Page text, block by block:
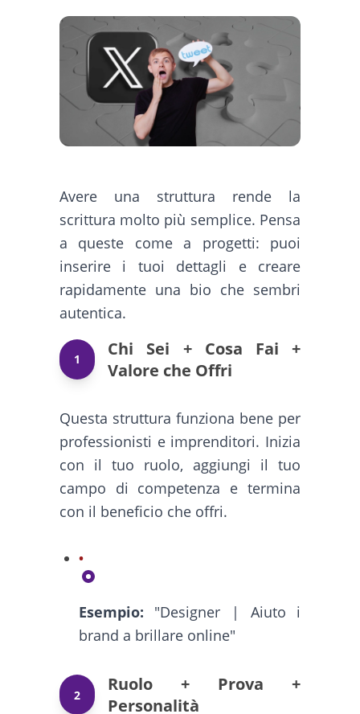
Avere una struttura rende la
scrittura molto più semplice. Pensa
a queste come a progetti: puoi
inserire i tuoi dettagli e creare
rapidamente una bio che sembri
autentica.
1
Chi Sei + Cosa Fai +
Valore che Offri
Questa struttura funziona bene per
professionisti e imprenditori. Inizia
con il tuo ruolo, aggiungi il tuo
campo di competenza e termina
con il beneficio che offri.
Esempio: "Designer | Aiuto i
brand a brillare online"
2
Ruolo + Prova +
Personalità